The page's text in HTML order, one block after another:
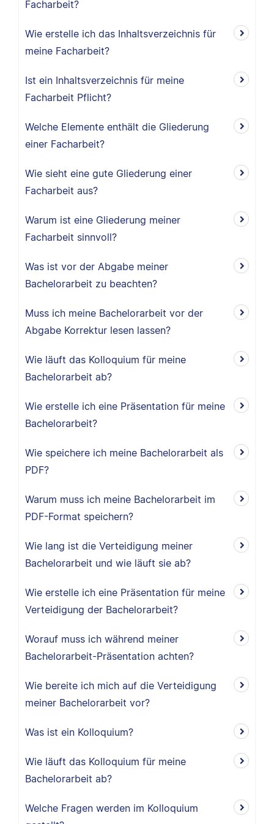
Facharbeit?
Wie erstelle ich das Inhaltsverzeichnis für
meine Facharbeit?
Ist ein Inhaltsverzeichnis für meine
Facharbeit Pflicht?
Welche Elemente enthält die Gliederung
einer Facharbeit?
Wie sieht eine gute Gliederung einer
Facharbeit aus?
Warum ist eine Gliederung meiner
Facharbeit sinnvoll?
Was ist vor der Abgabe meiner
Bachelorarbeit zu beachten?
Muss ich meine Bachelorarbeit vor der
Abgabe Korrektur lesen lassen?
Wie läuft das Kolloquium für meine
Bachelorarbeit ab?
Wie erstelle ich eine Präsentation für meine
Bachelorarbeit?
Wie speichere ich meine Bachelorarbeit als
PDF?
Warum muss ich meine Bachelorarbeit im
PDF-Format speichern?
Wie lang ist die Verteidigung meiner
Bachelorarbeit und wie läuft sie ab?
Wie erstelle ich eine Präsentation für meine
Verteidigung der Bachelorarbeit?
Worauf muss ich während meiner
Bachelorarbeit-Präsentation achten?
Wie bereite ich mich auf die Verteidigung
meiner Bachelorarbeit vor?
Was ist ein Kolloquium?
Wie läuft das Kolloquium für meine
Bachelorarbeit ab?
Welche Fragen werden im Kolloquium